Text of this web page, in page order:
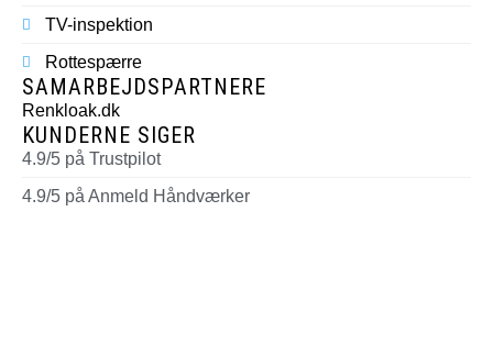
TV-inspektion
Rottespærre
SAMARBEJDSPARTNERE
Renkloak.dk
KUNDERNE SIGER
4.9/5 på Trustpilot
4.9/5 på Anmeld Håndværker